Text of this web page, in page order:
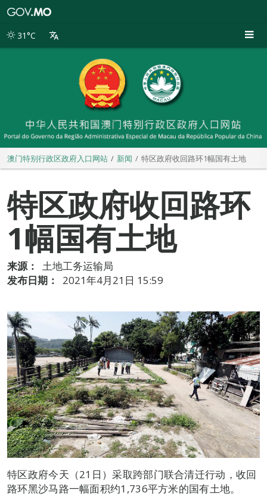
别
31°C
澳门特别行政区政府入口网站 新闻 特区政府收回路环1幅国有土地
特区政府收回路环
1幅国有土地
来源：
土地工务运输局
发布日期：
2021年4月21日 15:59
特区政府今天（21日）采取跨部门联合清迁行动，收回
路环黑沙马路一幅面积约1,736平方米的国有土地。